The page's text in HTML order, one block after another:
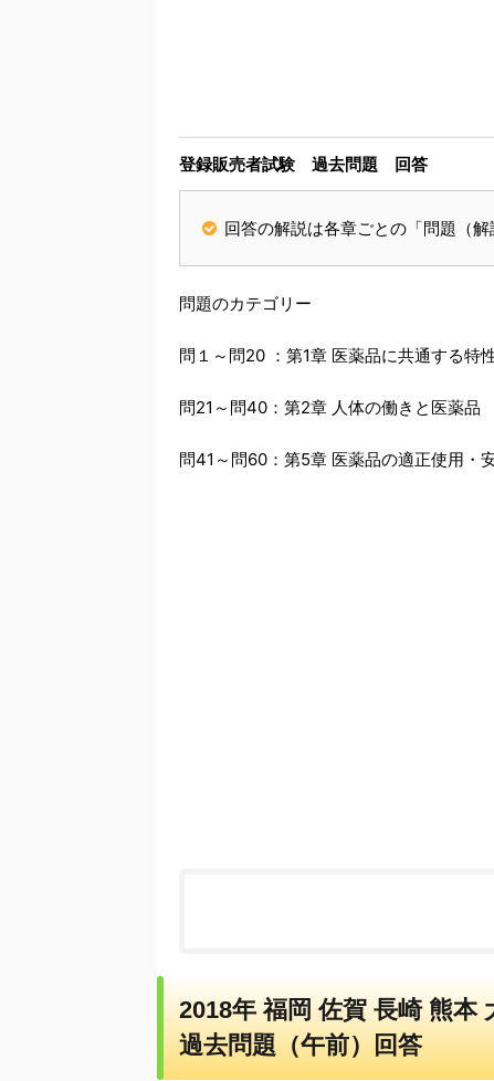
登録販売者試験 過去問題 回答
回答の解説は各章ごとの「問題（
問題のカテゴリー
問１～問20 ：第1章 医薬品に共通する特
問21～問40：第2章 人体の働きと医薬品
問41～問60：第5章 医薬品の適正使用・
2018年 福岡 佐賀 長崎 熊
過去問題（午前）回答